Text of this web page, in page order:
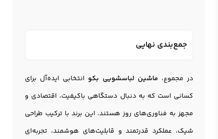
جمع‌بندی نهایی
در مجموع، ماشین لباسشویی بکو انتخابی ایده‌آل برای
کسانی است که به دنبال دستگاهی باکیفیت، اقتصادی و
مجهز به فناوری‌های روز هستند. این برند با ترکیب طراحی
شیک، عملکرد قدرتمند و قابلیت‌های هوشمند، تجربه‌ای